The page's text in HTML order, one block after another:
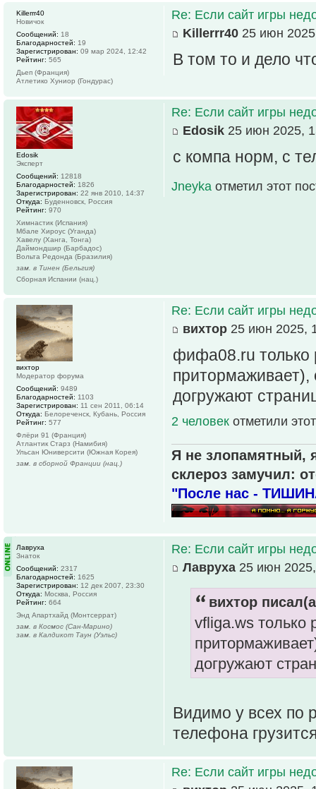
Re: Если сайт игры
Killerrr40 25 июн
В том то и дело
Killerrr40
Новичок
Сообщений: 18
Благодарностей: 19
Зарегистрирован: 09 мар 2024, 12:42
Рейтинг: 565
Дьеп (Франция)
Атлетико Хуниор (Гондурас)
Re: Если сайт игры
Edosik 25 июн 2025,
с компа норм, с
Jneyka отметил этот
Edosik
Эксперт
Сообщений: 12818
Благодарностей: 1826
Зарегистрирован: 22 янв 2010, 14:37
Откуда: Буденновск, Россия
Рейтинг: 970
Химнастик (Испания)
Мбале Хироус (Уганда)
Хавелу (Ханга, Тонга)
Даймондшир (Барбадос)
Вольта Редонда (Бразилия)
зам. в Тинен (Бельгия)
Сборная Испании (нац.)
Re: Если сайт игры
вихтор 25 июн 2025,
фифа08.ru только
притормаживает),
догружают
2 человек отметили
Я не злопамятный,
склероз замучил:
"После нас -
вихтор
Модератор форума
Сообщений: 9489
Благодарностей: 1103
Зарегистрирован: 11 сен 2011, 06:14
Откуда: Белореченск, Кубань, Россия
Рейтинг: 577
Флёри 91 (Франция)
Атлантик Старз (Намибия)
Ульсан Юниверсити (Южная Корея)
зам. в сборной Франции (нац.)
Re: Если сайт игры
Лавруха 25 июн
вихтор
vfliga.ws только
догружают
Видимо у всех по
телефона
Лавруха
Знаток
Сообщений: 2317
Благодарностей: 1625
Зарегистрирован: 12 дек 2007, 23:30
Откуда: Москва, Россия
Рейтинг: 664
Энд Апартхайд (Монтсеррат)
зам. в Космос (Сан-Марино)
зам. в Калдикот Таун (Уэльс)
Re: Если сайт игры